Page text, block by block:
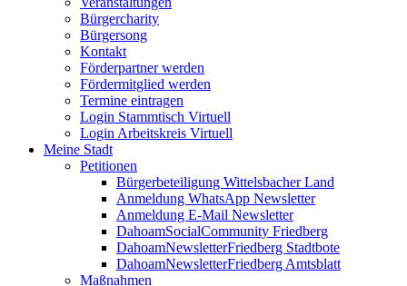
Bürgercharity
Bürgersong
Kontakt
Förderpartner werden
Fördermitglied werden
Termine eintragen
Login Stammtisch Virtuell
Login Arbeitskreis Virtuell
Meine Stadt
Petitionen
Bürgerbeteiligung Wittelsbacher Land
Anmeldung WhatsApp Newsletter
Anmeldung E-Mail Newsletter
DahoamSocialCommunity Friedberg
DahoamNewsletterFriedberg Stadtbote
DahoamNewsletterFriedberg Amtsblatt
Maßnahmen